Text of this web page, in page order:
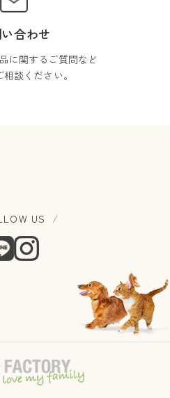
合わせ
に関するご質問など
談ください。
US